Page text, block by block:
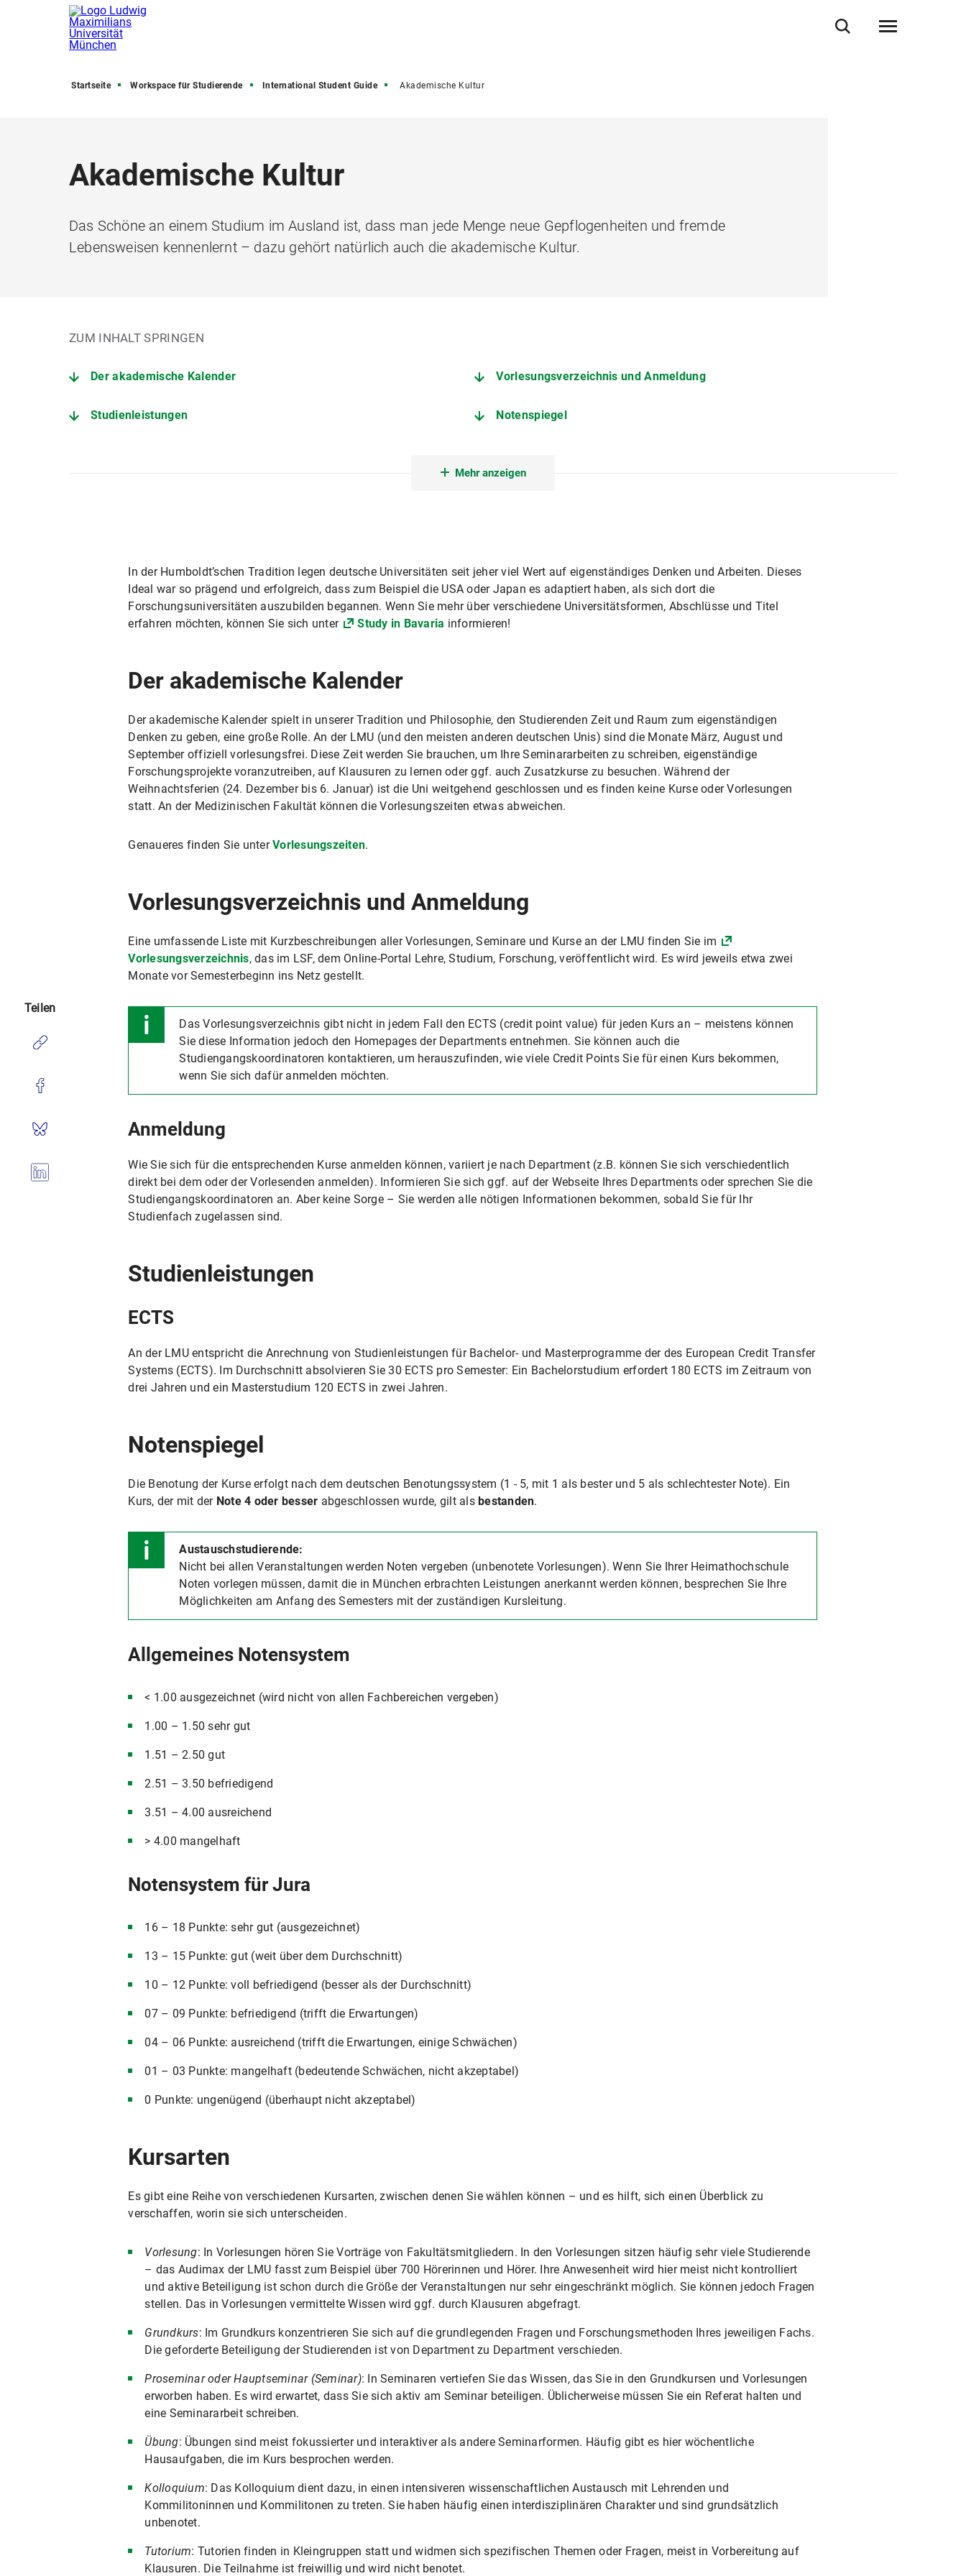
Startseite Workspace für Studierende International Student Guide Akademische Kultur
Akademische Kultur
Das Schöne an einem Studium im Ausland ist, dass man jede Menge neue Gepflogenheiten und fremde
Lebensweisen kennenlernt – dazu gehört natürlich auch die akademische Kultur.
ZUM INHALT SPRINGEN
Der akademische Kalender Vorlesungsverzeichnis und Anmeldung
Studienleistungen Notenspiegel
Mehr anzeigen
In der Humboldt’schen Tradition legen deutsche Universitäten seit jeher viel Wert auf eigenständiges Denken und Arbeiten. Dieses
Ideal war so prägend und erfolgreich, dass zum Beispiel die USA oder Japan es adaptiert haben, als sich dort die
Forschungsuniversitäten auszubilden begannen. Wenn Sie mehr über verschiedene Universitätsformen, Abschlüsse und Titel
erfahren möchten, können Sie sich unter
Study in Bavaria informieren!
Der akademische Kalender
Der akademische Kalender spielt in unserer Tradition und Philosophie, den Studierenden Zeit und Raum zum eigenständigen
Denken zu geben, eine große Rolle. An der LMU (und den meisten anderen deutschen Unis) sind die Monate März, August und
September offiziell vorlesungsfrei. Diese Zeit werden Sie brauchen, um Ihre Seminararbeiten zu schreiben, eigenständige
Forschungsprojekte voranzutreiben, auf Klausuren zu lernen oder ggf. auch Zusatzkurse zu besuchen. Während der
Weihnachtsferien (24. Dezember bis 6. Januar) ist die Uni weitgehend geschlossen und es finden keine Kurse oder Vorlesungen
statt. An der Medizinischen Fakultät können die Vorlesungszeiten etwas abweichen.
Genaueres finden Sie unterVorlesungszeiten.
Vorlesungsverzeichnis und Anmeldung
Eine umfassende Liste mit Kurzbeschreibungen aller Vorlesungen, Seminare und Kurse an der LMU finden Sie im
Vorlesungsverzeichnis, das im LSF, dem Online-Portal Lehre, Studium, Forschung, veröffentlicht wird. Es wird jeweils etwa zwei
Monate vor Semesterbeginn ins Netz gestellt.
Das Vorlesungsverzeichnis gibt nicht in jedem Fall den ECTS (credit point value) für jeden Kurs an – meistens können
Sie diese Information jedoch den Homepages der Departments entnehmen. Sie können auch die
Studiengangskoordinatoren kontaktieren, um herauszufinden, wie viele Credit Points Sie für einen Kurs bekommen,
wenn Sie sich dafür anmelden möchten.
Anmeldung
Wie Sie sich für die entsprechenden Kurse anmelden können, variiert je nach Department (z.B. können Sie sich verschiedentlich
direkt bei dem oder der Vorlesenden anmelden). Informieren Sie sich ggf. auf der Webseite Ihres Departments oder sprechen Sie die
Studiengangskoordinatoren an. Aber keine Sorge – Sie werden alle nötigen Informationen bekommen, sobald Sie für Ihr
Studienfach zugelassen sind.
Studienleistungen
ECTS
An der LMU entspricht die Anrechnung von Studienleistungen für Bachelor- und Masterprogramme der des European Credit Transfer
Systems (ECTS). Im Durchschnitt absolvieren Sie 30 ECTS pro Semester: Ein Bachelorstudium erfordert 180 ECTS im Zeitraum von
drei Jahren und ein Masterstudium 120 ECTS in zwei Jahren.
Notenspiegel
Die Benotung der Kurse erfolgt nach dem deutschen Benotungssystem (1 - 5, mit 1 als bester und 5 als schlechtester Note). Ein
Kurs, der mit der Note 4 oder besser abgeschlossen wurde, gilt alsbestanden.
Austauschstudierende:
Nicht bei allen Veranstaltungen werden Noten vergeben (unbenotete Vorlesungen). Wenn Sie Ihrer Heimathochschule
Noten vorlegen müssen, damit die in München erbrachten Leistungen anerkannt werden können, besprechen Sie Ihre
Möglichkeiten am Anfang des Semesters mit der zuständigen Kursleitung.
Allgemeines Notensystem
< 1.00 ausgezeichnet (wird nicht von allen Fachbereichen vergeben)
1.00 – 1.50 sehr gut
1.51 – 2.50 gut
2.51 – 3.50 befriedigend
3.51 – 4.00 ausreichend
> 4.00 mangelhaft
Notensystem für Jura
16 – 18 Punkte: sehr gut (ausgezeichnet)
13 – 15 Punkte: gut (weit über dem Durchschnitt)
10 – 12 Punkte: voll befriedigend (besser als der Durchschnitt)
07 – 09 Punkte: befriedigend (trifft die Erwartungen)
04 – 06 Punkte: ausreichend (trifft die Erwartungen, einige Schwächen)
01 – 03 Punkte: mangelhaft (bedeutende Schwächen, nicht akzeptabel)
0 Punkte: ungenügend (überhaupt nicht akzeptabel)
Kursarten
Es gibt eine Reihe von verschiedenen Kursarten, zwischen denen Sie wählen können – und es hilft, sich einen Überblick zu
verschaffen, worin sie sich unterscheiden.
Vorlesung: In Vorlesungen hören Sie Vorträge von Fakultätsmitgliedern. In den Vorlesungen sitzen häufig sehr viele Studierende
– das Audimax der LMU fasst zum Beispiel über 700 Hörerinnen und Hörer. Ihre Anwesenheit wird hier meist nicht kontrolliert
und aktive Beteiligung ist schon durch die Größe der Veranstaltungen nur sehr eingeschränkt möglich. Sie können jedoch Fragen
stellen. Das in Vorlesungen vermittelte Wissen wird ggf. durch Klausuren abgefragt.
Grundkurs: Im Grundkurs konzentrieren Sie sich auf die grundlegenden Fragen und Forschungsmethoden Ihres jeweiligen Fachs.
Die geforderte Beteiligung der Studierenden ist von Department zu Department verschieden.
Proseminar oder Hauptseminar (Seminar): In Seminaren vertiefen Sie das Wissen, das Sie in den Grundkursen und Vorlesungen
erworben haben. Es wird erwartet, dass Sie sich aktiv am Seminar beteiligen. Üblicherweise müssen Sie ein Referat halten und
eine Seminararbeit schreiben.
Übung: Übungen sind meist fokussierter und interaktiver als andere Seminarformen. Häufig gibt es hier wöchentliche
Hausaufgaben, die im Kurs besprochen werden.
Kolloquium: Das Kolloquium dient dazu, in einen intensiveren wissenschaftlichen Austausch mit Lehrenden und
Kommilitoninnen und Kommilitonen zu treten. Sie haben häufig einen interdisziplinären Charakter und sind grundsätzlich
unbenotet.
Tutorium: Tutorien finden in Kleingruppen statt und widmen sich spezifischen Themen oder Fragen, meist in Vorbereitung auf
Klausuren. Die Teilnahme ist freiwillig und wird nicht benotet.
Teilen